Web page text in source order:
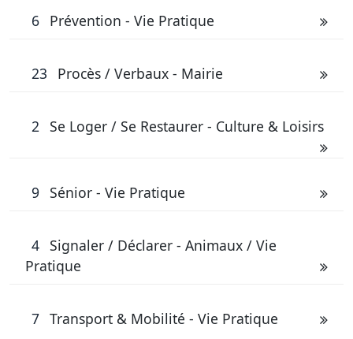
6 Prévention - Vie Pratique
23 Procès / Verbaux - Mairie
2 Se Loger / Se Restaurer - Culture & Loisirs
9 Sénior - Vie Pratique
4 Signaler / Déclarer - Animaux / Vie
Pratique
7 Transport & Mobilité - Vie Pratique